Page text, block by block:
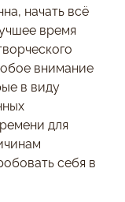
начать всё
время
внимание
в виду
для
себя в